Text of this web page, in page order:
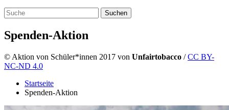
Spenden-Aktion
© Aktion von Schüler*innen 2017 von Unfairtobacco /CC BY-
NC-ND 4.0
Startseite
Spenden-Aktion